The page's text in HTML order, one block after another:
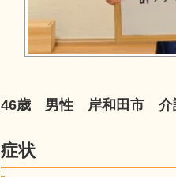
46歳 男性 岸和田市 介
症状